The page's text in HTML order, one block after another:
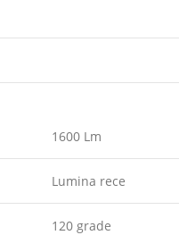
1600 Lm
Lumina rece
120 grade